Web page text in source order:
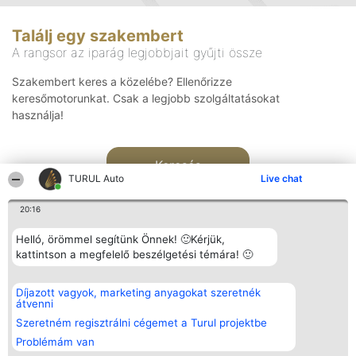
TURUL Auto Live chat
20:16
Helló, örömmel segítünk Önnek! 🙂Kérjük,
kattintson a megfelelő beszélgetési témára! 🙂
Díjazott vagyok, marketing anyagokat szeretnék
átvenni
Szeretném regisztrálni cégemet a Turul projektbe
Problémám van
Találj egy szakembert
A rangsor az iparág legjobbjait gyűjti össze
Szakembert keres a közelébe? Ellenőrizze
keresőmotorunkat. Csak a legjobb szolgáltatásokat
használja!
Keresés
Rangsorszervező
SC Beautiful Company S.R.L.
Bulevardul Aleea Timișul De
Sus Nr. 2, Bl. A30, Sc. A, Et.
4, Ap. 13
Bukarest 53-238
Adószám 36737675
Népszavazás
Nyertesek
listája
Státusz
Elérhetőség
Elérhetőség